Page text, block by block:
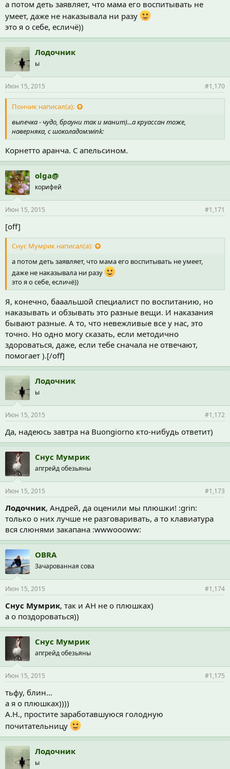
а потом деть заявляет, что мама его воспитывать не
умеет, даже не наказывала ни разу
это я о себе, есличё))
Лодочник
ы
Июн 15, 2015 #1,170
Пончик написал(а):
выпечка - чудо, брауни так и манит)...а круассан тоже,
наверняка, с шоколадом:wink:
Корнетто аранча. С апельсином.
olga@
корифей
Июн 15, 2015 #1,171
[off]
Снус Мумрик написал(а):
а потом деть заявляет, что мама его воспитывать не умеет,
даже не наказывала ни разу
это я о себе, есличё))
Я, конечно, бааальшой специалист по воспитанию, но
наказывать и обзывать это разные вещи. И наказания
бывают разные. А то, что невежливые все у нас, это
точно. Но одно могу сказать, если методично
здороваться, даже, если тебе сначала не отвечают,
помогает ).[/off]
Лодочник
ы
Июн 15, 2015 #1,172
Да, надеюсь завтра на Buongiorno кто-нибудь ответит)
Снус Мумрик
апгрейд обезьяны
Июн 15, 2015 #1,173
Лодочник, Андрей, да оценили мы плюшки! :grin:
только о них лучше не разговаривать, а то клавиатура
вся слюнями закапана :wwwoooww:
OBRA
Зачарованная сова
Июн 15, 2015 #1,174
Снус Мумрик, так и АН не о плюшках)
а о поздороваться))
Снус Мумрик
апгрейд обезьяны
Июн 15, 2015 #1,175
тьфу, блин...
а я о плюшках))))
А.Н., простите заработавшуюся голодную
почитательницу
Лодочник
ы